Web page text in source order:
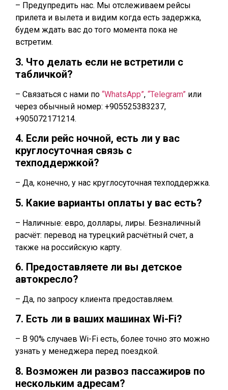
– Предупредить нас. Мы отслеживаем рейсы
прилета и вылета и видим когда есть задержка,
будем ждать вас до того момента пока не
встретим.
3. Что делать если не встретили с
табличкой?
– Связаться с нами по “WhatsApp”, “Telegram” или
через обычный номер: +905525383237,
+905072171214.
4. Если рейс ночной, есть ли у вас
круглосуточная связь с
техподдержкой?
– Да, конечно, у нас круглосуточная техподдержка.
5. Какие варианты оплаты у вас есть?
– Наличные: евро, доллары, лиры. Безналичный
расчёт: перевод на турецкий расчётный счет, а
также на российскую карту.
6. Предоставляете ли вы детское
автокресло?
– Да, по запросу клиента предоставляем.
7. Есть ли в ваших машинах Wi-Fi?
– В 90% случаев Wi-Fi есть, более точно это можно
узнать у менеджера перед поездкой.
8. Возможен ли развоз пассажиров по
нескольким адресам?